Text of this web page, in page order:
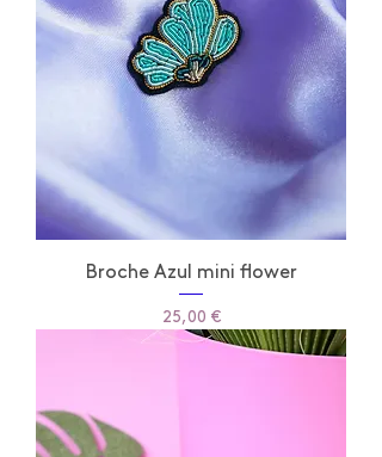
Broche Azul mini flower
Prix
25,00 €